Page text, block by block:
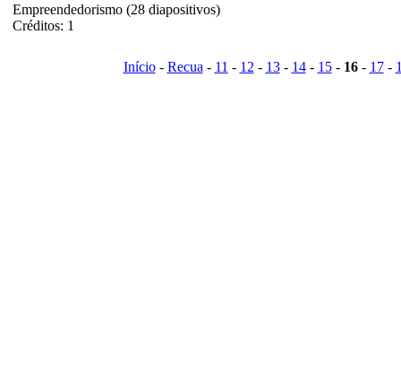
Empreendedorismo (28 diapositivos)
Créditos: 1
Início- Recua- 11 - 12- 13- 14- 15- 16- 17-